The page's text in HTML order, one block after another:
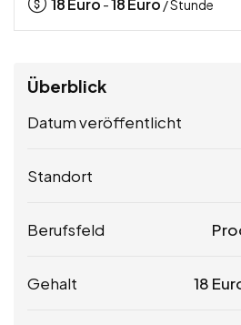
- / Stunde
Überblick
Datum veröffentlicht
Standort
Berufsfeld
Gehalt 18